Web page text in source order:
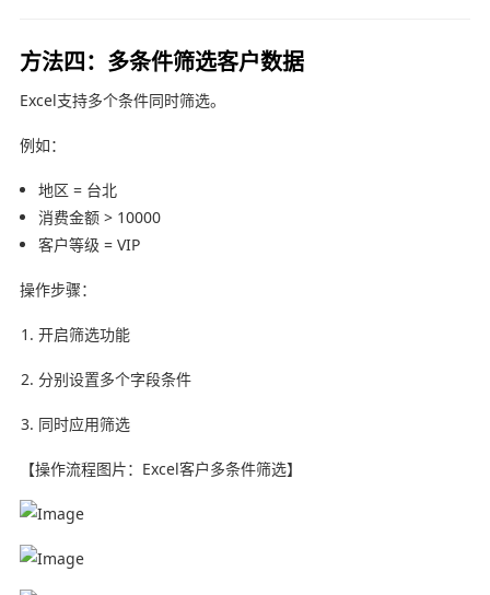
方法四：多条件筛选客户数据
Excel支持多个条件同时筛选。
例如：
地区 = 台北
消费金额 > 10000
客户等级 = VIP
操作步骤：
开启筛选功能
分别设置多个字段条件
同时应用筛选
【操作流程图片：Excel客户多条件筛选】